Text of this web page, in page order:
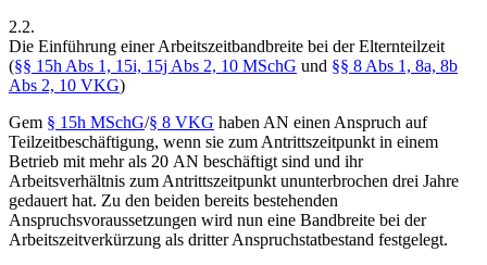
2.2.
Die Einführung einer Arbeitszeitbandbreite bei der Elternteilzeit
(§§ 15h Abs 1, 15i, 15j Abs 2, 10 MSchG und §§ 8 Abs 1, 8a, 8b
Abs 2, 10 VKG)
Gem § 15h MSchG/§ 8 VKG haben AN einen Anspruch auf
Teilzeitbeschäftigung, wenn sie zum Antrittszeitpunkt in einem
Betrieb mit mehr als 20 AN beschäftigt sind und ihr
Arbeitsverhältnis zum Antrittszeitpunkt ununterbrochen drei Jahre
gedauert hat. Zu den beiden bereits bestehenden
Anspruchsvoraussetzungen wird nun eine Bandbreite bei der
Arbeitszeitverkürzung als dritter Anspruchstatbestand festgelegt.